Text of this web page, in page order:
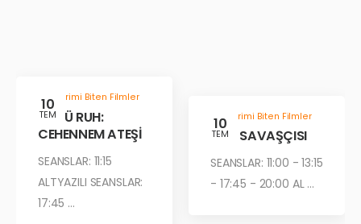
10
TEM
Gösterimi Biten Filmler
KÖTÜ RUH:
CEHENNEM ATEŞİ
SEANSLAR: 11:15
ALTYAZILI SEANSLAR:
17:45 ...
10
TEM
Gösterimi Biten Filmler
ÇÖL SAVAŞÇISI
SEANSLAR: 11:00 - 13:15
- 17:45 - 20:00 AL ...